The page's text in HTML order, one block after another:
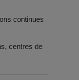
continues
centres de